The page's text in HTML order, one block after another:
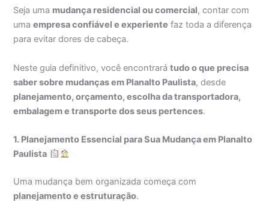
Seja uma mudança residencial ou comercial, contar com
umaempresa confiável e experiente faz toda a diferença
para evitar dores de cabeça.
Neste guia definitivo, você encontrarátudo o que precisa
saber sobre mudanças em Planalto Paulista, desde
planejamento, orçamento, escolha da transportadora,
embalagem e transporte dos seus pertences.
1. Planejamento Essencial para Sua Mudança em Planalto
Paulista
Uma mudança bem organizada começa com
planejamento e estruturação.